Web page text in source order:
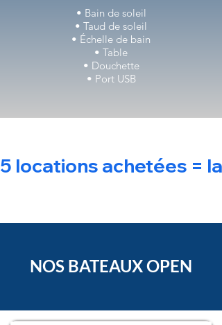
• Bain de soleil
• Taud de soleil
• Échelle de bain
• Table
• Douchette
• Port USB
5 locations achetées =
NOS BATEAUX OPEN